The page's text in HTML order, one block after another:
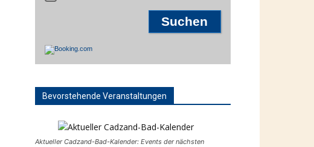
Bevorstehende Veranstaltungen
Aktueller Cadzand-Bad-Kalender: Events der nächsten